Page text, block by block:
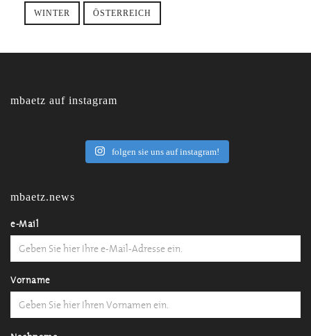
WINTER ÖSTERREICH
mbaetz auf instagram
folgen sie uns auf instagram!
mbaetz.news
e-Mail
Vorname